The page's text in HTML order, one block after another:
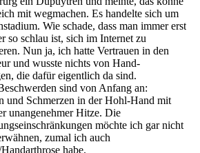
mit wegmachen. Es handelte sich um
Wie schade, dass man immer erst
so schlau ist, sich im Internet zu
Nun ja, ich hatte Vertrauen in den
und wusste nichts von Hand-
die dafür eigentlich da sind.
sind von Anfang an:
und Schmerzen in der Hohl-Hand mit
unangenehmer Hitze. Die
möchte ich gar nicht
zumal ich auch
habe.